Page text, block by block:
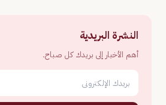
النشرة البريدية
أهم الأخبار إلى بريدك كل صباح.